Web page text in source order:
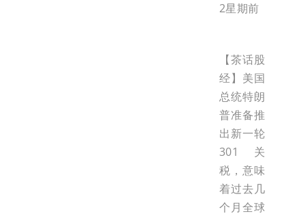
2星期前
【茶话股
经】美国
总统特朗
普准备推
出新一轮
301关
税，意味
着过去几
个月全球